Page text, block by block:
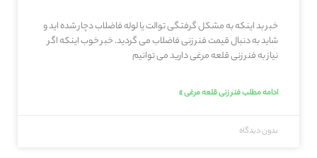
خبر بد اینکه به مشکل گرفتگی توالت یا لوله فاضلاب دچار شده اید و
شاید به دنبال قیمت فنر زنی فاضلاب می گردید. خبر خوب اینکه اگر
نیاز به فنر زنی قلعه‌ مرغی دارید می توانیم
ادامه مطلب فنر زنی قلعه‌ مرغی »
بدون دیدگاه